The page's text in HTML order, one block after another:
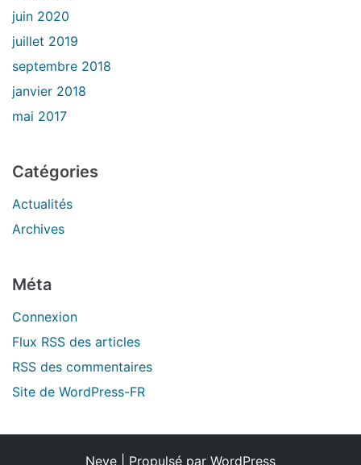
juin 2020
juillet 2019
septembre 2018
janvier 2018
mai 2017
Catégories
Actualités
Archives
Méta
Connexion
Flux RSS des articles
RSS des commentaires
Site de WordPress-FR
Neve | Propulsé par WordPress